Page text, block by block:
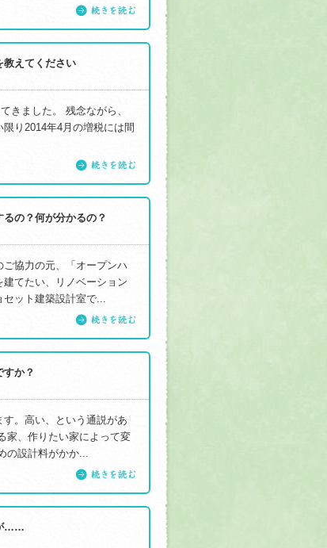
続きを読む
教えてください
きました。 残念ながら、
り2014年4月の増税には間
続きを読む
の？何が分かるの？
協力の元、「オープンハ
てたい、リノベーション
ット建築設計室で...
続きを読む
か？
。高い、という通説があ
家、作りたい家によって変
設計料がかか...
続きを読む
……